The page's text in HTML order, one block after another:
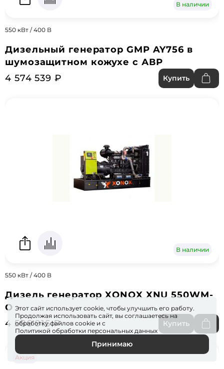
В наличии
550 кВт / 400 В
Дизельный генератор GMP AY756 в
шумозащитном кожухе с АВР
4 574 539 ₽
Купить
В наличии
550 кВт / 400 В
Дизель генератор XONOX XNU 550WM-
O
4 586 915 ₽
Купить
Акция
Этот сайт использует cookie, чтобы улучшить его работу.
Продолжая использовать сайт, вы соглашаетесь на
обработку файлов cookie и с
Политикой обработки персональных данных
Принимаю